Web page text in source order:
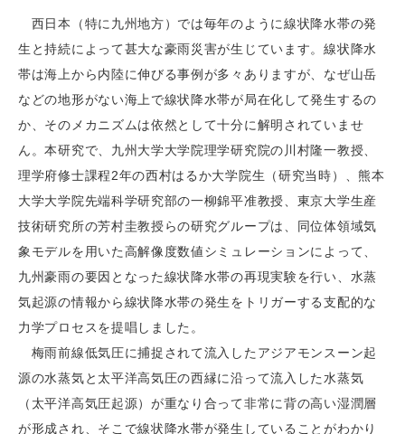
西日本（特に九州地方）では毎年のように線状降水帯の発
生と持続によって甚大な豪雨災害が生じています。線状降水
帯は海上から内陸に伸びる事例が多々ありますが、なぜ山岳
などの地形がない海上で線状降水帯が局在化して発生するの
か、そのメカニズムは依然として十分に解明されていませ
ん。本研究で、九州大学大学院理学研究院の川村隆一教授、
理学府修士課程2年の西村はるか大学院生（研究当時）、熊本
大学大学院先端科学研究部の一柳錦平准教授、東京大学生産
技術研究所の芳村圭教授らの研究グループは、同位体領域気
象モデルを用いた高解像度数値シミュレーションによって、
九州豪雨の要因となった線状降水帯の再現実験を行い、水蒸
気起源の情報から線状降水帯の発生をトリガーする支配的な
力学プロセスを提唱しました。
梅雨前線低気圧に捕捉されて流入したアジアモンスーン起
源の水蒸気と太平洋高気圧の西縁に沿って流入した水蒸気
（太平洋高気圧起源）が重なり合って非常に背の高い湿潤層
が形成され、そこで線状降水帯が発生していることがわかり